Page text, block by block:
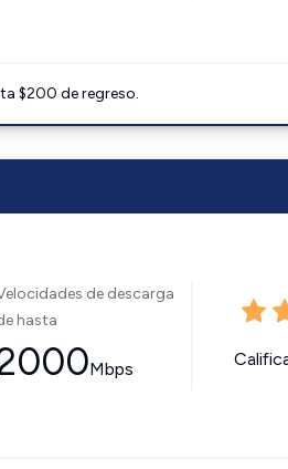
$200 de regreso.
de descarga
hasta
Mbps